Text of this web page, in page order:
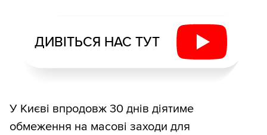
ДИВІТЬСЯ НАС ТУТ
У Києві впродовж 30 днів діятиме
обмеження на масові заходи для